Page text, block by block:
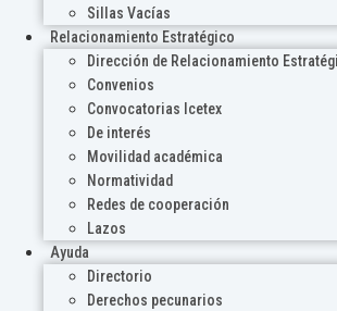
Sillas Vacías
Relacionamiento Estratégico
Dirección de Relacionamiento
Convenios
Convocatorias Icetex
De interés
Movilidad académica
Normatividad
Redes de cooperación
Lazos
Ayuda
Directorio
Derechos pecunarios